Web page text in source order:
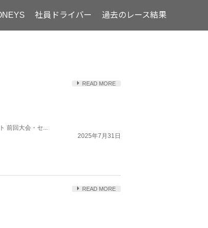
社員ドライバー 過去のレース結果
READ MORE
前回大会・セ...
2025年7月31日
READ MORE